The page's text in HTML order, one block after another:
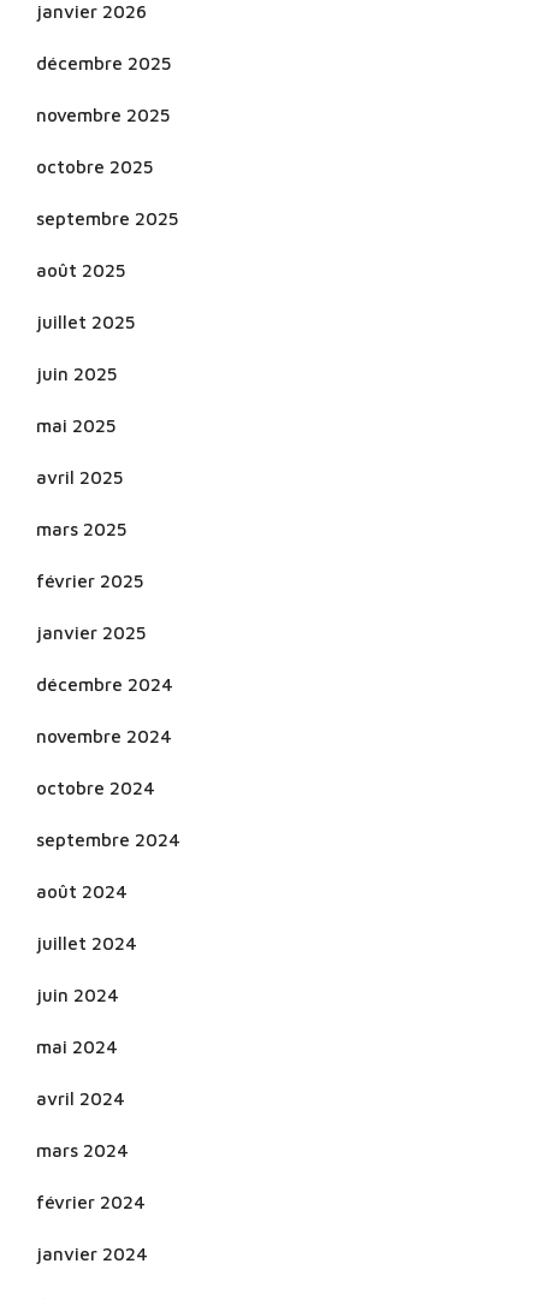
janvier 2026
décembre 2025
novembre 2025
octobre 2025
septembre 2025
août 2025
juillet 2025
juin 2025
mai 2025
avril 2025
mars 2025
février 2025
janvier 2025
décembre 2024
novembre 2024
octobre 2024
septembre 2024
août 2024
juillet 2024
juin 2024
mai 2024
avril 2024
mars 2024
février 2024
janvier 2024